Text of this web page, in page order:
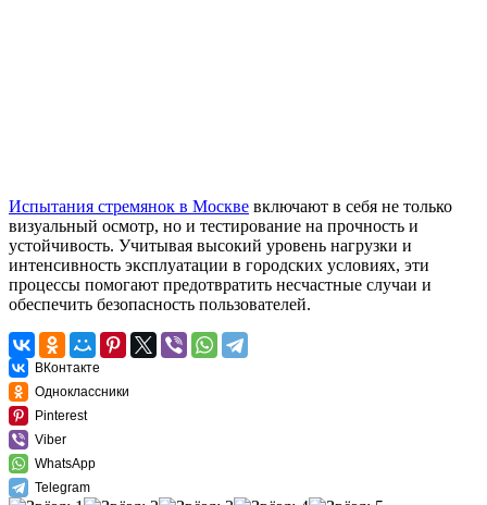
Испытания стремянок в Москве включают в себя не только
визуальный осмотр, но и тестирование на прочность и
устойчивость. Учитывая высокий уровень нагрузки и
интенсивность эксплуатации в городских условиях, эти
процессы помогают предотвратить несчастные случаи и
обеспечить безопасность пользователей.
ВКонтакте
Одноклассники
Pinterest
Viber
WhatsApp
Telegram